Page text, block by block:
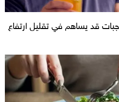
قد يساهم في تقليل ارتفاع